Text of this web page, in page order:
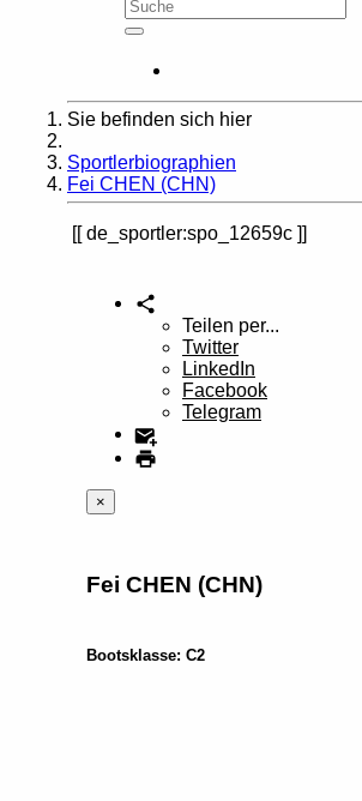
Sie befinden sich hier
Sportlerbiographien
Fei CHEN (CHN)
de_sportler:spo_12659c
Teilen per...
Twitter
LinkedIn
Facebook
Telegram
×
Fei CHEN (CHN)
Bootsklasse: C2